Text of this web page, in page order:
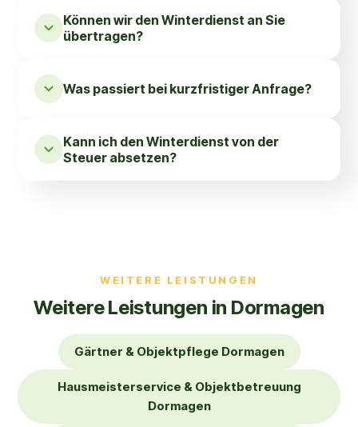
Können wir den Winter­dienst an Sie
übertragen?
Was passiert bei kurzfristiger Anfrage?
Kann ich den Winter­dienst von der
Steuer absetzen?
WEITERE LEISTUNGEN
Weitere Leistungen in Dormagen
Gärtner & Objektpflege Dormagen
Hausmeisterservice & Objektbetreuung
Dormagen